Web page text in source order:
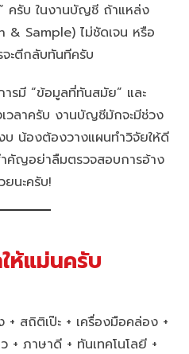
ครับ ในงานบัญชี ถ้าแหล่ง
Sample) ไม่ชัดเจน หรือ
จะตีกลับทันทีครับ
รมี “ข้อมูลที่ทันสมัย” และ
วลาครับ งานบัญชีมักจะมีช่วง
น้องต้องวางแผนทำวิจัยให้ดี
ำคัญอย่าลืมตรวจสอบการอ้าง
ยนะครับ!
ห้แม่นครับ
+ สถิติเป๊ะ + เครื่องมือคล่อง +
+ ภาษาดี + ทันเทคโนโลยี +